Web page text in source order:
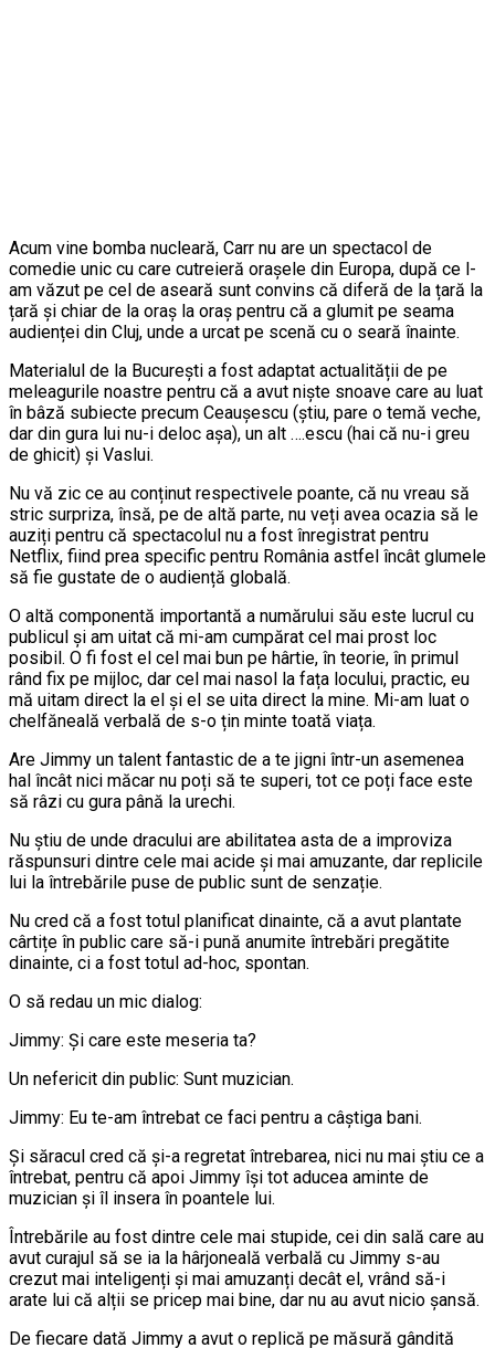
Acum vine bomba nucleară, Carr nu are un spectacol de
comedie unic cu care cutreieră orașele din Europa, după ce l-
am văzut pe cel de aseară sunt convins că diferă de la țară la
țară și chiar de la oraș la oraș pentru că a glumit pe seama
audienței din Cluj, unde a urcat pe scenă cu o seară înainte.
Materialul de la București a fost adaptat actualității de pe
meleagurile noastre pentru că a avut niște snoave care au luat
în bâză subiecte precum Ceaușescu (știu, pare o temă veche,
dar din gura lui nu-i deloc așa), un alt ….escu (hai că nu-i greu
de ghicit) și Vaslui.
Nu vă zic ce au conținut respectivele poante, că nu vreau să
stric surpriza, însă, pe de altă parte, nu veți avea ocazia să le
auziți pentru că spectacolul nu a fost înregistrat pentru
Netflix, fiind prea specific pentru România astfel încât glumele
să fie gustate de o audiență globală.
O altă componentă importantă a numărului său este lucrul cu
publicul și am uitat că mi-am cumpărat cel mai prost loc
posibil. O fi fost el cel mai bun pe hârtie, în teorie, în primul
rând fix pe mijloc, dar cel mai nasol la fața locului, practic, eu
mă uitam direct la el și el se uita direct la mine. Mi-am luat o
chelfăneală verbală de s-o țin minte toată viața.
Are Jimmy un talent fantastic de a te jigni într-un asemenea
hal încât nici măcar nu poți să te superi, tot ce poți face este
să râzi cu gura până la urechi.
Nu știu de unde dracului are abilitatea asta de a improviza
răspunsuri dintre cele mai acide și mai amuzante, dar replicile
lui la întrebările puse de public sunt de senzație.
Nu cred că a fost totul planificat dinainte, că a avut plantate
cârtițe în public care să-i pună anumite întrebări pregătite
dinainte, ci a fost totul ad-hoc, spontan.
O să redau un mic dialog:
Jimmy: Și care este meseria ta?
Un nefericit din public: Sunt muzician.
Jimmy: Eu te-am întrebat ce faci pentru a câștiga bani.
Și săracul cred că și-a regretat întrebarea, nici nu mai știu ce a
întrebat, pentru că apoi Jimmy își tot aducea aminte de
muzician și îl insera în poantele lui.
Întrebările au fost dintre cele mai stupide, cei din sală care au
avut curajul să se ia la hârjoneală verbală cu Jimmy s-au
crezut mai inteligenți și mai amuzanți decât el, vrând să-i
arate lui că alții se pricep mai bine, dar nu au avut nicio șansă.
De fiecare dată Jimmy a avut o replică pe măsură gândită